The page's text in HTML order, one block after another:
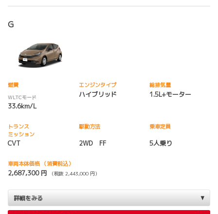
G
燃費
WLTCモード
33.6km/L
エンジンタイプ
ハイブリッド
総排気量
1.5L+モーター
トランス
ミッション
CVT
駆動方法
2WD FF
乗車定員
5人乗り
車両本体価格 （消費税込）
2,687,300 円 （税抜 2,443,000 円）
詳細をみる